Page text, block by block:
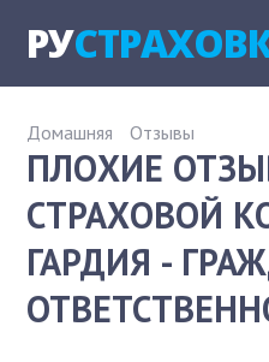
РУ
Домашняя Отзывы
ПЛОХИЕ
СТРАХОВОЙ
ГАРДИЯ -